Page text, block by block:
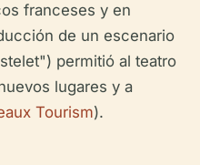
franceses y en
de un escenario
permitió al teatro
lugares y a
Tourism).